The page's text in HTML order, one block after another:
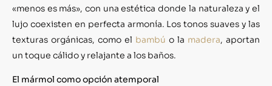
«menos es más», con una estética donde la naturaleza y el
lujo coexisten en perfecta armonía. Los tonos suaves y las
texturas orgánicas, como el bambú o la madera, aportan
un toque cálido y relajante a los baños.
El mármol como opción atemporal